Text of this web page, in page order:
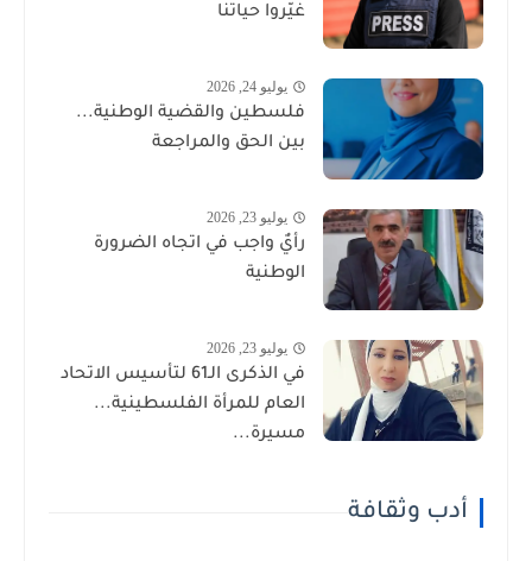
غيّروا حياتنا
يوليو 24, 2026
فلسطين والقضية الوطنية...
بين الحق والمراجعة
يوليو 23, 2026
رأيٌ واجب في اتجاه الضرورة
الوطنية
يوليو 23, 2026
في الذكرى الـ61 لتأسيس الاتحاد
العام للمرأة الفلسطينية...
مسيرة...
أدب وثقافة